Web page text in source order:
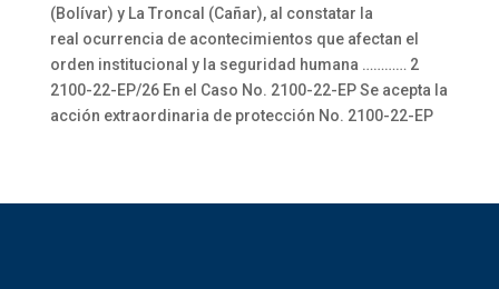
(Bolívar) y La Troncal (Cañar), al constatar la
real ocurrencia de acontecimientos que afectan el
orden institucional y la seguridad humana ………… 2
2100-22-EP/26 En el Caso No. 2100-22-EP Se acepta la
acción extraordinaria de protección No. 2100-22-EP